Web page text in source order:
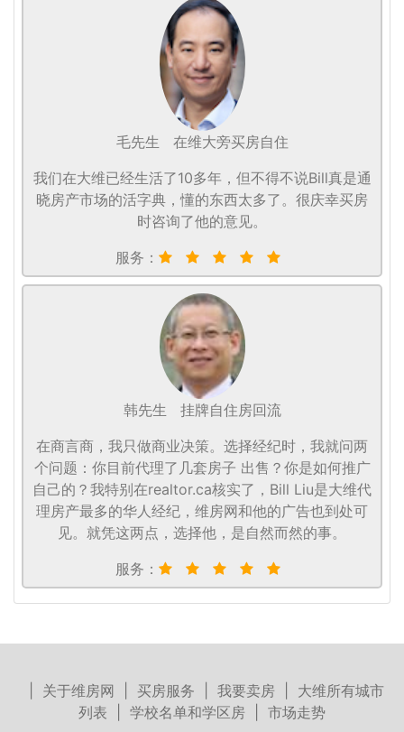
毛先生
在维大旁买房自住
我们在大维已经生活了10多年，但不得不说Bill真是通
晓房产市场的活字典，懂的东西太多了。很庆幸买房
时咨询了他的意见。
服务：
韩先生
挂牌自住房回流
在商言商，我只做商业决策。选择经纪时，我就问两
个问题：你目前代理了几套房子 出售？你是如何推广
自己的？我特别在realtor.ca核实了，Bill Liu是大维代
理房产最多的华人经纪，维房网和他的广告也到处可
见。就凭这两点，选择他，是自然而然的事。
服务：
关于维房网 买房服务 我要卖房
大维所有城市
列表
学校名单和学区房 市场走势